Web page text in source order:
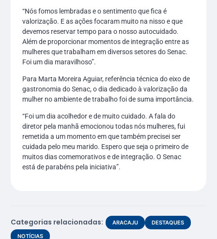
“Nós fomos lembradas e o sentimento que fica é
valorização. E as ações focaram muito na nisso e que
devemos reservar tempo para o nosso autocuidado.
Além de proporcionar momentos de integração entre as
mulheres que trabalham em diversos setores do Senac.
Foi um dia maravilhoso”.
Para Marta Moreira Aguiar, referência técnica do eixo de
gastronomia do Senac, o dia dedicado à valorização da
mulher no ambiente de trabalho foi de suma importância.
“Foi um dia acolhedor e de muito cuidado. A fala do
diretor pela manhã emocionou todas nós mulheres, fui
remetida a um momento em que também precisei ser
cuidada pelo meu marido. Espero que seja o primeiro de
muitos dias comemorativos e de integração. O Senac
está de parabéns pela iniciativa”.
Categorias relacionadas: ARACAJU
DESTAQUES
NOTÍCIAS